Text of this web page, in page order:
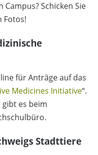
Schicken Sie
Fotos!
für Anträge auf das
Medicines Initiative“.
es beim
Stadttiere